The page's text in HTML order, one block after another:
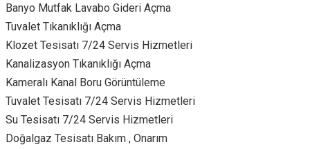
Banyo Mutfak Lavabo Gideri Açma
Tuvalet Tıkanıklığı Açma
Klozet Tesisatı 7/24 Servis Hizmetleri
Kanalizasyon Tıkanıklığı Açma
Kameralı Kanal Boru Görüntüleme
Tuvalet Tesisatı 7/24 Servis Hizmetleri
Su Tesisatı 7/24 Servis Hizmetleri
Doğalgaz Tesisatı Bakım , Onarım